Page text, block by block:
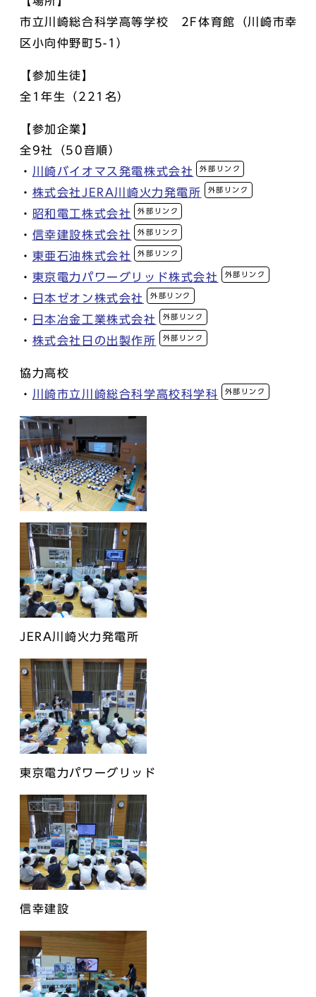
市立川崎総合科学高等学校 2F体育館（川崎市幸
区小向仲野町5-1）
【参加生徒】
全1年生（221名）
【参加企業】
全9社（50音順）
・ 川崎バイオマス発電株式会社 外部リンク
・ 株式会社JERA川崎火力発電所 外部リンク
・ 昭和電工株式会社 外部リンク
・ 信幸建設株式会社 外部リンク
・ 東亜石油株式会社 外部リンク
・ 東京電力パワーグリッド株式会社 外部リンク
・ 日本ゼオン株式会社 外部リンク
・ 日本冶金工業株式会社 外部リンク
・ 株式会社日の出製作所 外部リンク
協力高校
・ 川崎市立川崎総合科学高校科学科 外部リンク
JERA川崎火力発電所
東京電力パワーグリッド
信幸建設